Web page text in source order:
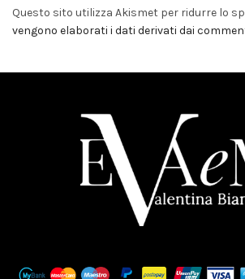
Questo sito utilizza Akismet per ridurre lo
vengono elaborati i dati derivati dai